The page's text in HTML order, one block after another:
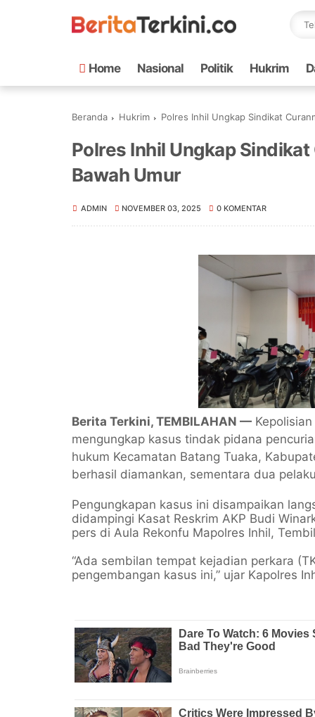
Home Nasional Politik Hukrim
Beranda Hukrim Polres Inhil Ungkap Sindikat
Polres Inhil Ungkap
Bawah Umur
ADMIN NOVEMBER 03, 2025 0 KOMENTAR
Berita Terkini, TEMBILAHAN —
mengungkap kasus tindak pidana
hukum Kecamatan Batang Tuaka,
berhasil diamankan, sementara dua
Pengungkapan kasus ini disampaikan
didampingi Kasat Reskrim AKP Budi
pers di Aula Rekonfu Mapolres Inhil,
“Ada sembilan tempat kejadian perkara
pengembangan kasus ini,” ujar Kapolres